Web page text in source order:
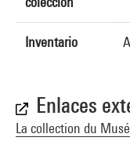
Inventario
Enlaces
La collection du